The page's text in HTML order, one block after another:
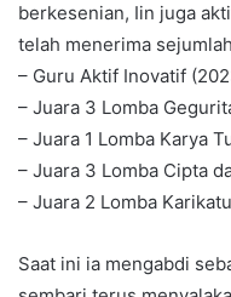
berkesenian, Iin juga
telah menerima
– Guru Aktif Inovatif
– Juara 3 Lomba
– Juara 1 Lomba Karya
– Juara 3 Lomba Cipta
– Juara 2 Lomba
Saat ini ia mengabdi